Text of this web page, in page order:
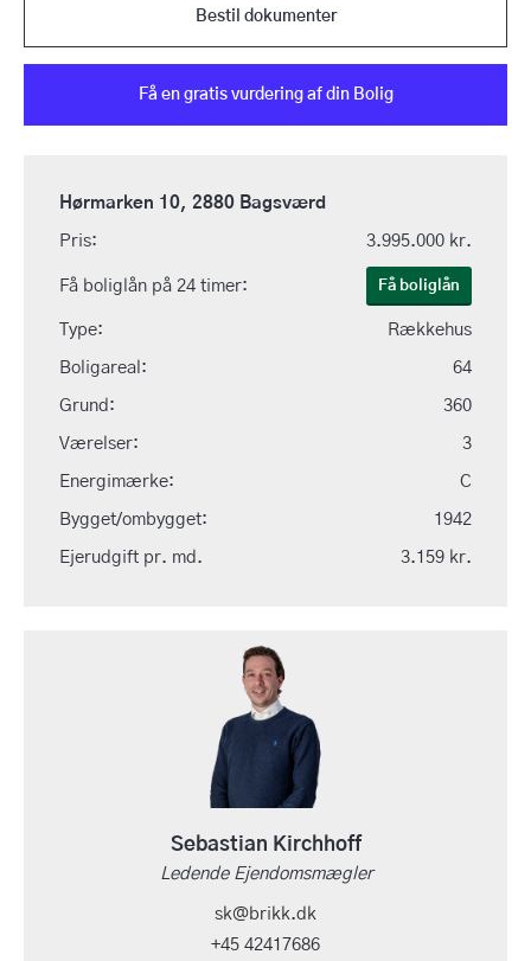
Hørmarken 10, 2880 Bagsværd
Pris: 3.995.000 kr.
Få boliglån på 24 timer: Få boliglån
Type: Rækkehus
Boligareal: 64
Grund: 360
Værelser: 3
Energimærke: C
Bygget/ombygget: 1942
Ejerudgift pr. md. 3.159 kr.
Bestil dokumenter
Få en gratis vurdering af din Bolig
Sebastian Kirchhoff
Ledende Ejendomsmægler
sk@brikk.dk
+45 42417686